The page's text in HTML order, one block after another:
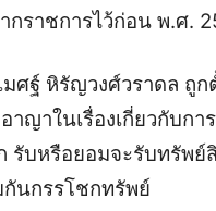
กราชการไว้ก่อน พ.ศ.
ศฐ์ หิรัญวงศ์วราดล ถู
าญาในเรื่องเกี่ยวกับก
รับหรือยอมจะรับทรัพ
นกรรโชกทรัพย์